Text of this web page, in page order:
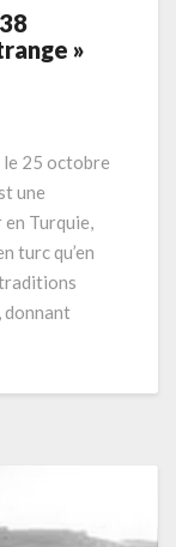
»
le 25 octobre
une
Turquie,
turc qu’en
traditions
donnant